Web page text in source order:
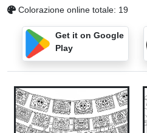
Colorazione online totale: 19
Get it on Google
Play